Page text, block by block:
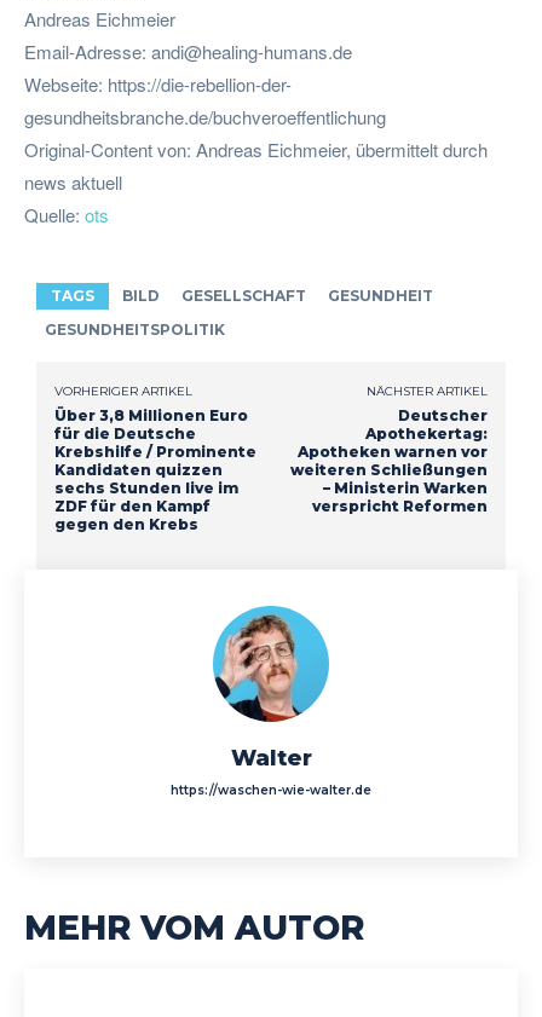
Andreas Eichmeier
Email-Adresse: andi@healing-humans.de
Webseite: https://die-rebellion-der-
gesundheitsbranche.de/buchveroeffentlichung
Original-Content von: Andreas Eichmeier, übermittelt durch
news aktuell
Quelle: ots
TAGS BILD GESELLSCHAFT
GESUNDHEIT
GESUNDHEITSPOLITIK
VORHERIGER ARTIKEL
Über 3,8 Millionen Euro
für die Deutsche
Krebshilfe / Prominente
Kandidaten quizzen
sechs Stunden live im
ZDF für den Kampf
gegen den Krebs
NÄCHSTER ARTIKEL
Deutscher
Apothekertag:
Apotheken warnen vor
weiteren Schließungen
– Ministerin Warken
verspricht Reformen
Walter
https://waschen-wie-walter.de
MEHR VOM AUTOR